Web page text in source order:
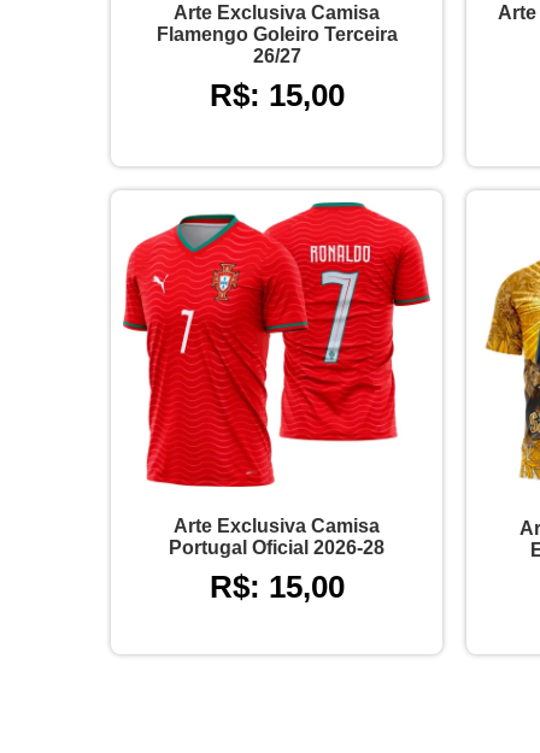
Arte Exclusiva Camisa
Flamengo Goleiro Terceira
26/27
R$: 15,00
Arte Exclusiva Camisa
Portugal Oficial 2026-28
R$: 15,00